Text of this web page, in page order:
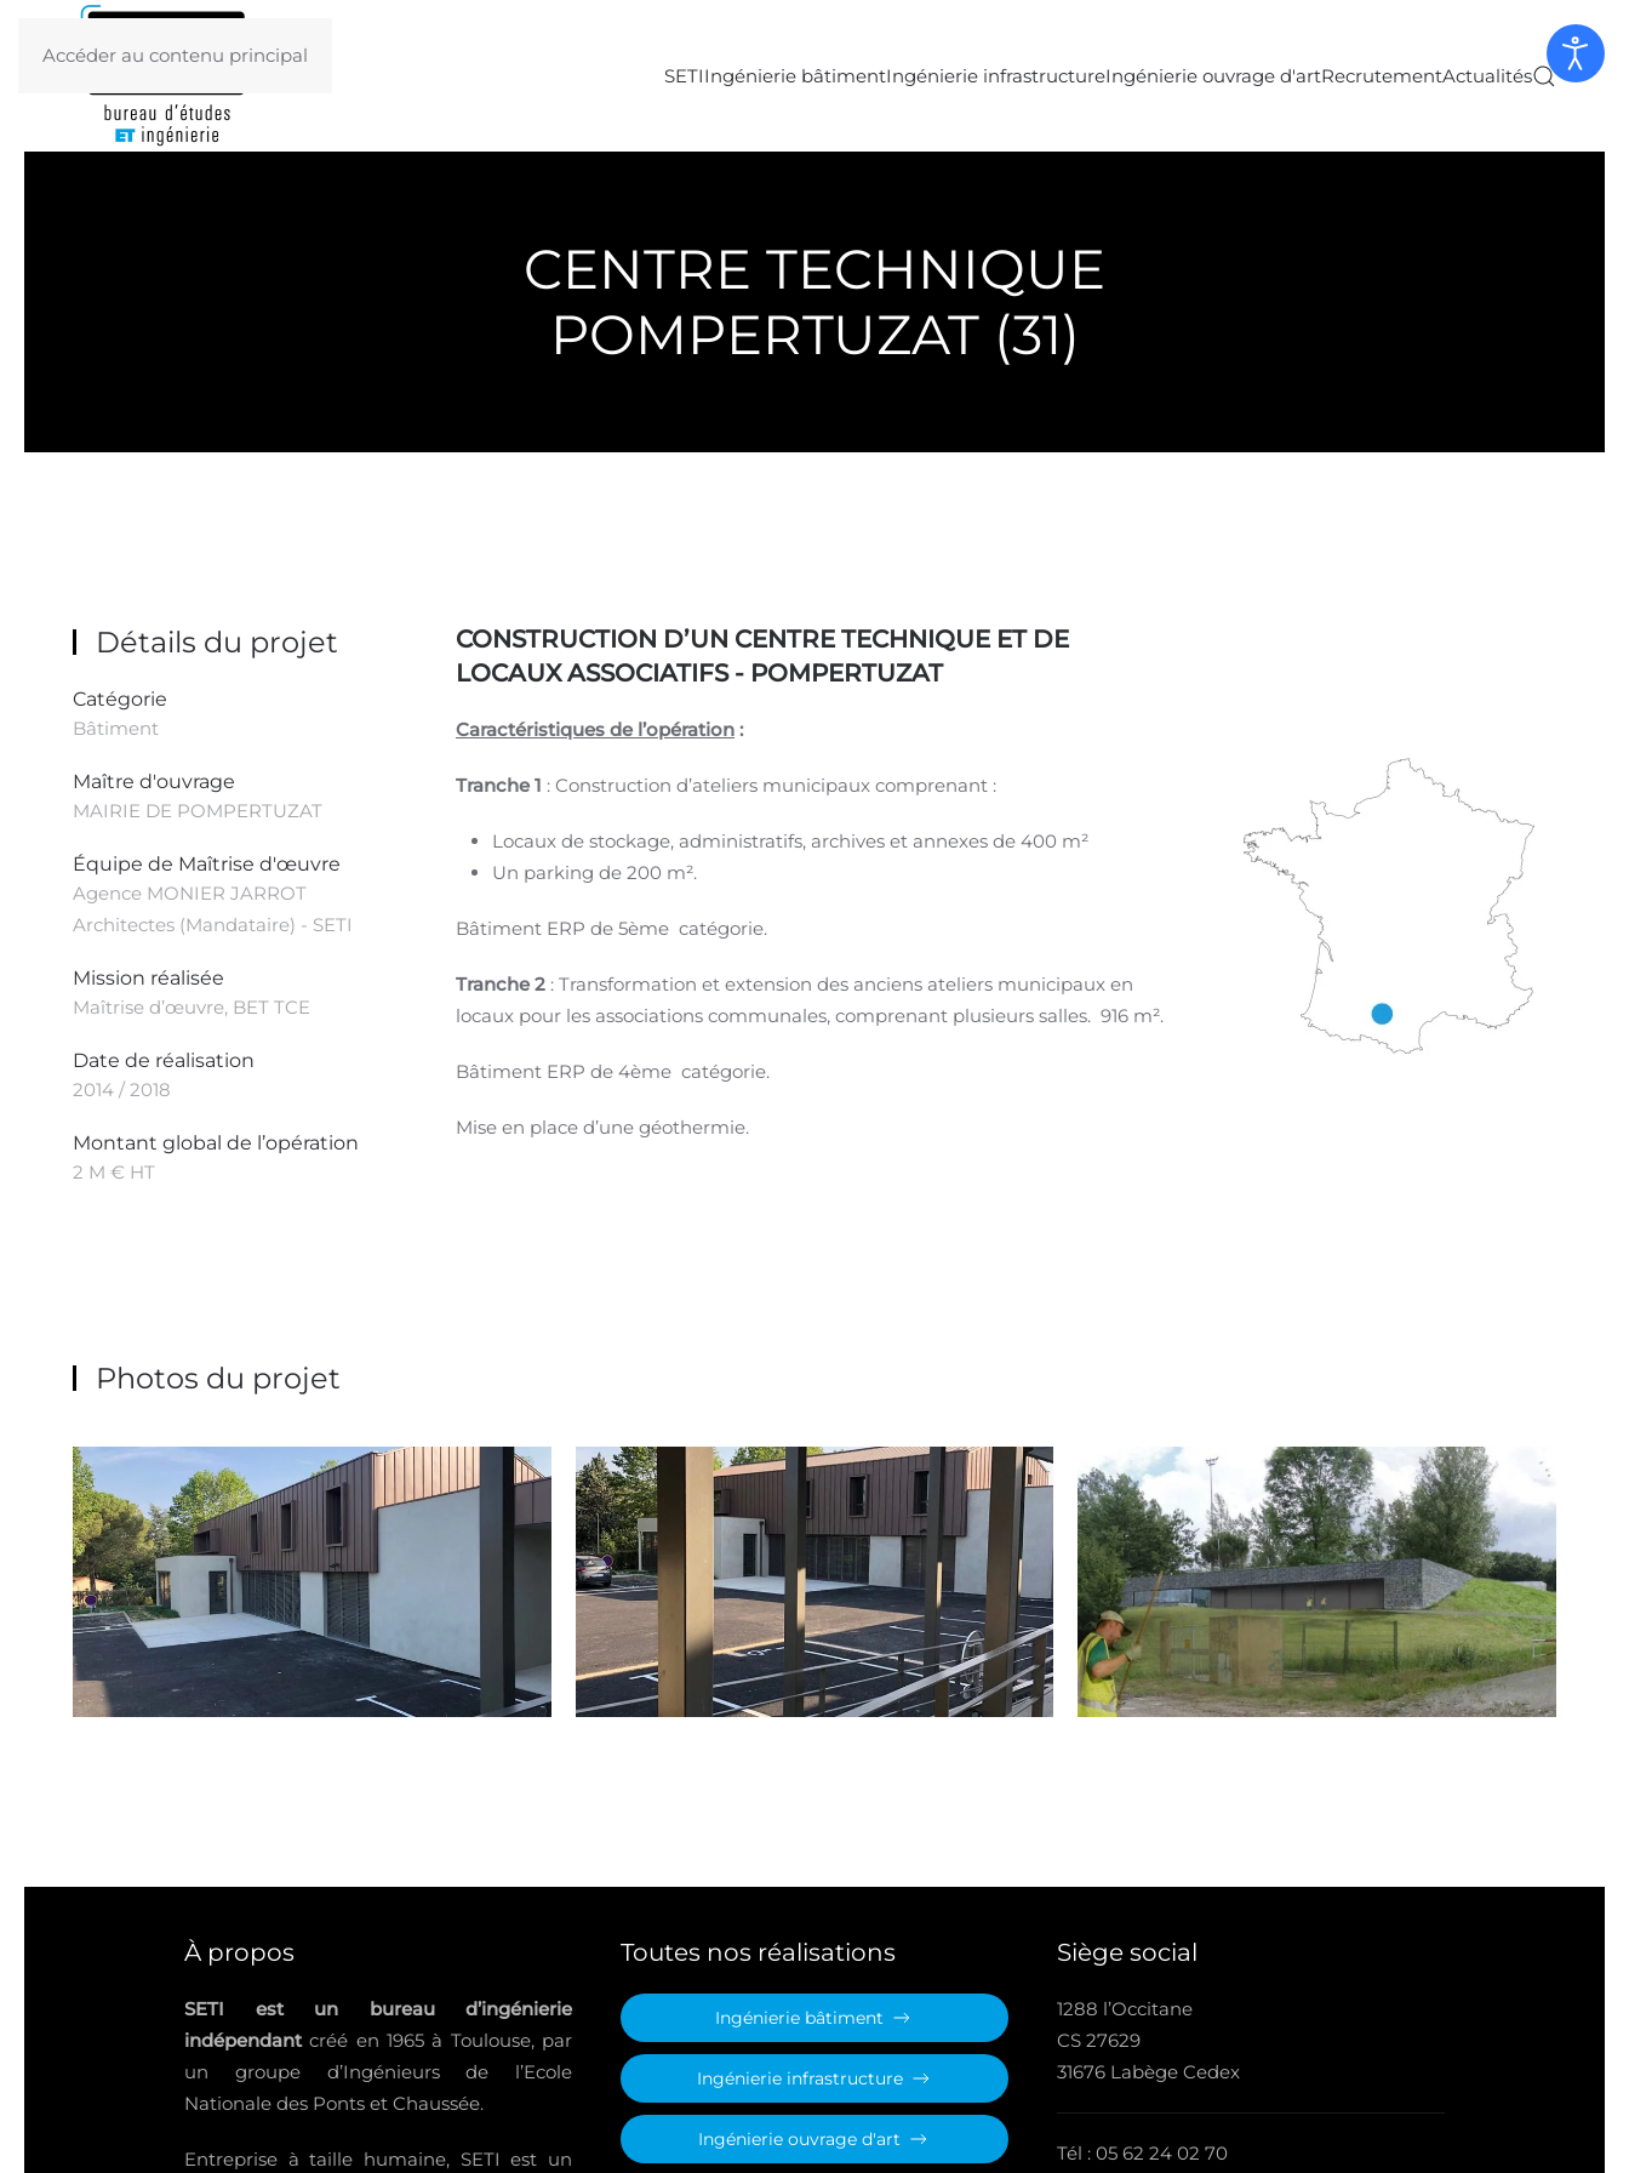
Accéder au contenu principal
SETIIngénierie bâtimentIngénierie infrastructureIngénierie ouvrage d'artRecrutementActualités
CENTRE TECHNIQUE
POMPERTUZAT (31)
Détails du projet
Catégorie
Bâtiment
Maître d'ouvrage
MAIRIE DE POMPERTUZAT
Équipe de Maîtrise d'œuvre
Agence MONIER JARROT
Architectes (Mandataire) - SETI
Mission réalisée
Maîtrise d’œuvre, BET TCE
Date de réalisation
2014 / 2018
Montant global de l’opération
2 M € HT
CONSTRUCTION D’UN CENTRE TECHNIQUE ET DE
LOCAUX ASSOCIATIFS - POMPERTUZAT
Caractéristiques de l’opération :
Tranche 1 : Construction d’ateliers municipaux comprenant :
Locaux de stockage, administratifs, archives et annexes de 400 m²
Un parking de 200 m².
Bâtiment ERP de 5ème catégorie.
Tranche 2 : Transformation et extension des anciens ateliers municipaux en
locaux pour les associations communales, comprenant plusieurs salles. 916 m².
Bâtiment ERP de 4ème catégorie.
Mise en place d’une géothermie.
Photos du projet
À propos
SETI est un bureau d’ingénierie
indépendantcréé en 1965 à Toulouse, par
un groupe d’Ingénieurs de l’Ecole
Nationale des Ponts et Chaussée.
Entreprise à taille humaine, SETI est un
Toutes nos réalisations
Ingénierie bâtiment
Ingénierie infrastructure
Ingénierie ouvrage d'art
Siège social
1288 l’Occitane
CS 27629
31676 Labège Cedex
Tél : 05 62 24 02 70